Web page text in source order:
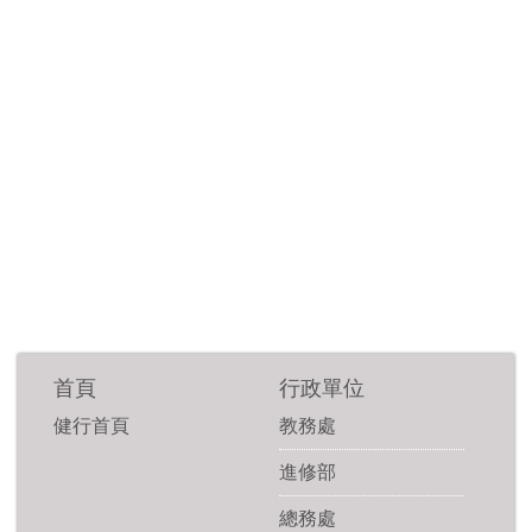
首頁
健行首頁
行政單位
教務處
進修部
總務處